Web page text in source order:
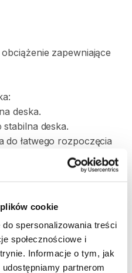
cookie
spersonalizowania treści
społecznościowe i
Informacje o tym, jak
partnerom
obciążenie zapewniające
deska.
stabilna deska.
do łatwego rozpoczęcia